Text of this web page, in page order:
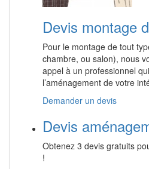
Devis montage
Pour le montage de tout
chambre, ou salon), nous
appel à un professionnel
l’aménagement de votre
Demander un devis
Devis
Obtenez 3 devis gratuits
!